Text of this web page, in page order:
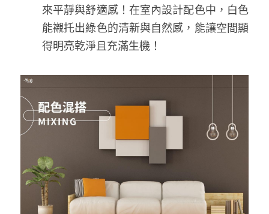
來平靜與舒適感！在室內設計配色中，白色
能襯托出綠色的清新與自然感，能讓空間顯
得明亮乾淨且充滿生機！